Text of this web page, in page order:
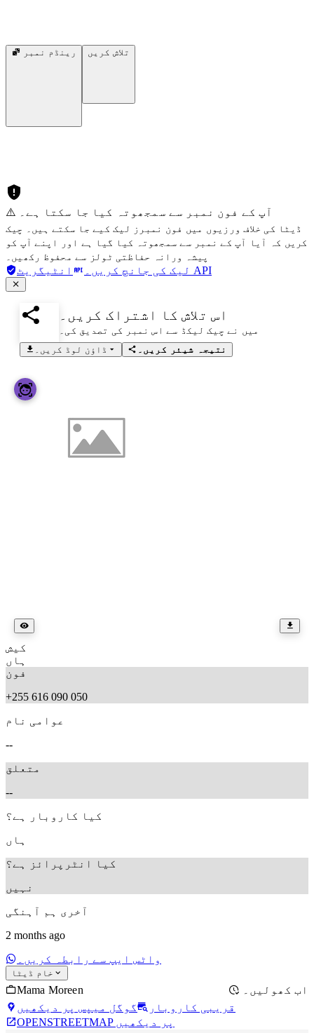
رینڈم نمبر تلاش کریں
⚠️ آپ کے فون نمبر سے سمجھوتہ کیا جا سکتا ہے۔
ڈیٹا کی خلاف ورزیوں میں فون نمبرز لیک کیے جا سکتے ہیں۔ چیک
کریں کہ آیا آپ کے نمبر سے سمجھوتہ کیا گیا ہے اور اپنے آپ کو
پیشہ ورانہ حفاظتی ٹولز سے محفوظ رکھیں۔
لیک کی جانچ کریں۔ انٹیگریٹ API
اس تلاش کا اشتراک کریں۔
میں نے چیک لیکڈ سے اس نمبر کی تصدیق کی۔
ڈاؤن لوڈ کریں۔
نتیجہ شیئر کریں۔
کیش
ہاں
فون
+255 616 090 050
عوامی نام
--
متعلق
--
کیا کاروبار ہے؟
ہاں
کیا انٹرپرائز ہے؟
نہیں
آخری ہم آہنگی
2 months ago
واٹس ایپ سے رابطہ کریں۔
خام ڈیٹا
Mama Moreen
اب کھولیں۔
گوگل میپس پر دیکھیں
قریبی کاروبار
OPENSTREETMAP پر دیکھیں